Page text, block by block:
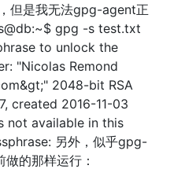
但是我无法gpg-agent正
gpg -s test.txt
to unlock the
"Nicolas Remond
2048-bit RSA
created 2016-11-03
not available in this
另外，似乎gpg-
的那样运行：